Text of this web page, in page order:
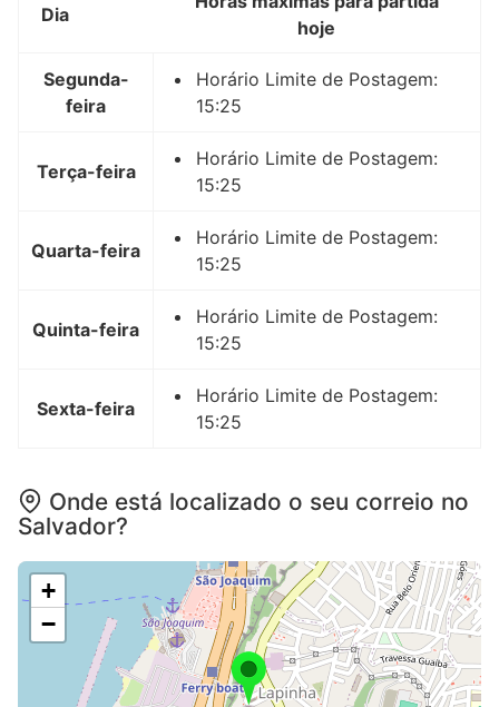
Dia
hoje
Segunda-
feira
Horário Limite de Postagem:
15:25
Terça-feira
Horário Limite de Postagem:
15:25
Quarta-feira
Horário Limite de Postagem:
15:25
Quinta-feira
Horário Limite de Postagem:
15:25
Sexta-feira
Horário Limite de Postagem:
15:25
Onde está localizado o seu correio no
Salvador?
+
−